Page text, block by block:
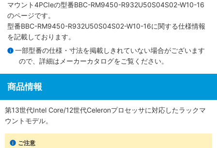
マウント4PCIeの型番BBC-RM9450-R932U50S04S02-W10-16
のページです。
型番BBC-RM9450-R932U50S04S02-W10-16に関する仕様情報
を記載しております。
一部型番の仕様・寸法を掲載しきれていない場合がございます
ので、詳細は メーカーカタログをご覧ください。
商品情報
第13世代Intel Core/12世代Celeronプロセッサに対応したラックマ
ウントモデル。
ご注意